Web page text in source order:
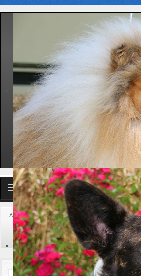
Club
Kontakt
Aktuelles
Aktuelle Seite:Startseite Aktuelles News
Champion-Anwartschaften während der
Suchen